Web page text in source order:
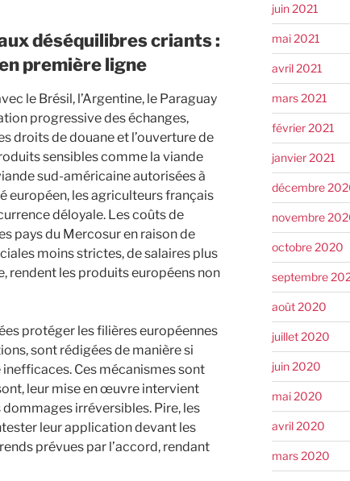
déséquilibres criants :
première ligne
le Brésil, l’Argentine, le Paraguay
progressive des échanges,
droits de douane et l’ouverture de
sensibles comme la viande
sud-américaine autorisées à
européen, les agriculteurs français
déloyale. Les coûts de
pays du Mercosur en raison de
moins strictes, de salaires plus
rendent les produits européens non
protéger les filières européennes
sont rédigées de manière si
inefficaces. Ces mécanismes sont
leur mise en œuvre intervient
irréversibles. Pire, les
leur application devant les
prévues par l’accord, rendant
juin 2021
mai 2021
avril 2021
mars 2021
février 2021
janvier 2021
décembre
novembre
octobre 2020
septembre
août 2020
juillet 2020
juin 2020
mai 2020
avril 2020
mars 2020